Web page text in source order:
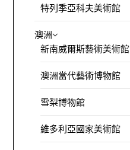
特列季亞科夫美術館
澳洲
新南威爾斯藝術美術館
澳洲當代藝術博物館
雪梨博物館
維多利亞國家美術館